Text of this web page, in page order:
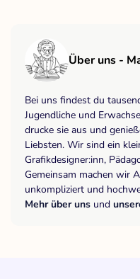
Über uns -
Bei uns findest du
Jugendliche und
drucke sie aus und
Liebsten. Wir sind ein
Grafikdesigner:inn,
Gemeinsam machen wir
unkompliziert und
Mehr über uns und